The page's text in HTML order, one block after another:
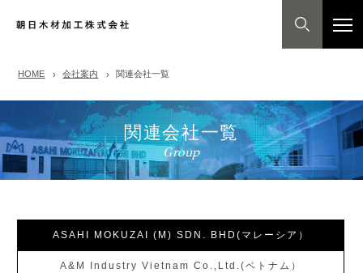
HOME 会社案内 関連会社一覧
関連会社一覧
Group
ASAHI MOKUZAI (M) SDN. BHD(マレーシア）
A&M Industry Vietnam Co.,Ltd.(ベトナム）